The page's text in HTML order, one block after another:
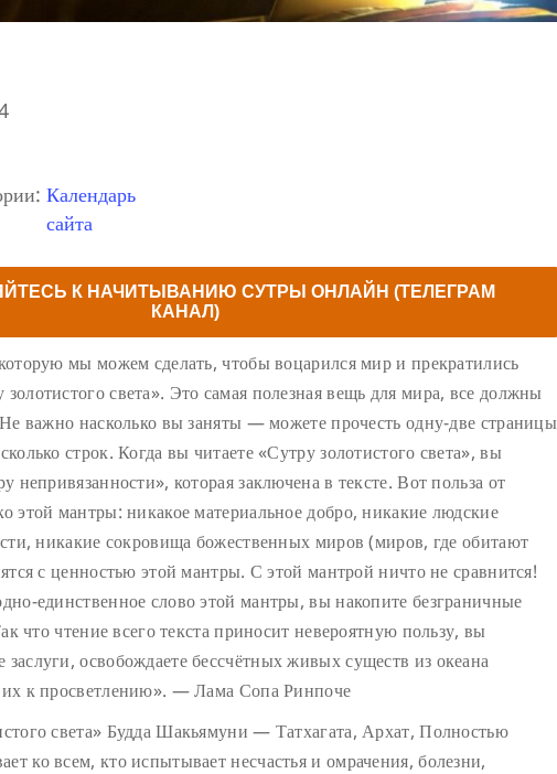
Календарь
сайта
К НАЧИТЫВАНИЮ СУТРЫ ОНЛАЙН (ТЕЛЕГРАМ
КАНАЛ)
мы можем сделать, чтобы воцарился мир и прекратились
света». Это самая полезная вещь для мира, все должны
важно насколько вы заняты — можете прочесть одну-две страницы
строк. Когда вы читаете «Сутру золотистого света», вы
непривязанности», которая заключена в тексте. Вот польза от
этой мантры: никакое материальное добро, никакие людские
никакие сокровища божественных миров (миров, где обитают
с ценностью этой мантры. С этой мантрой ничто не сравнится!
единственное слово этой мантры, вы накопите безграничные
что чтение всего текста приносит невероятную пользу, вы
освобождаете бессчётных живых существ из океана
их к просветлению». — Лама Сопа Ринпоче
света» Будда Шакьямуни — Татхагата, Архат, Полностью
ко всем, кто испытывает несчастья и омрачения, болезни,